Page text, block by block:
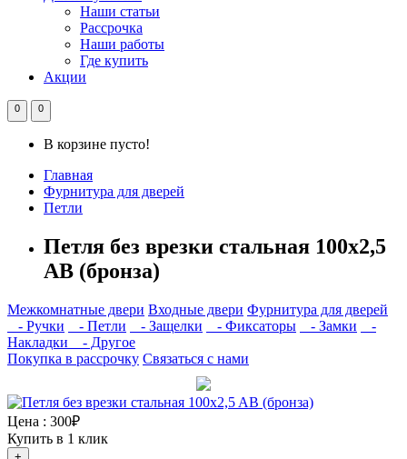
Наши статьи
Рассрочка
Наши работы
Где купить
Акции
0 0
В корзине пусто!
Главная
Фурнитура для дверей
Петли
Петля без врезки стальная 100x2,5
AB (бронза)
Межкомнатные двери Входные двери Фурнитура для дверей
- Ручки
- Петли - Защелки - Фиксаторы - Замки
-
Накладки
- Другое
Покупка в рассрочку Связаться с нами
Цена : 300₽
Купить в 1 клик